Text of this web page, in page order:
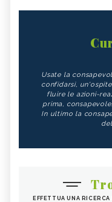
Usate la
confidarsi,
fluire le azioni-
prima,
In ultimo la
EFFETTUA UNA